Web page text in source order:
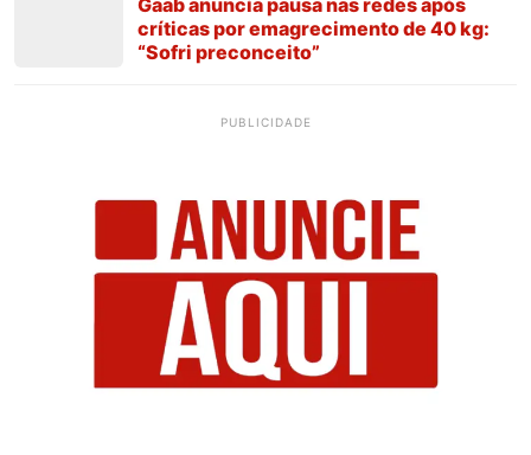
Gaab anuncia pausa nas redes após
críticas por emagrecimento de 40 kg:
“Sofri preconceito”
PUBLICIDADE